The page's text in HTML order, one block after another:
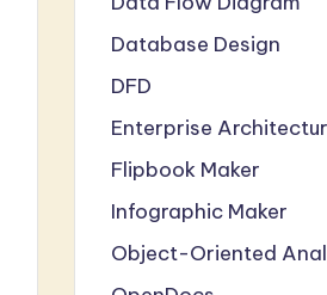
Database Design
DFD
Enterprise
Flipbook Maker
Infographic Maker
Object-Oriented